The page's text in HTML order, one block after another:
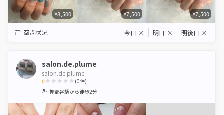
¥8,500 ¥7,500 ¥7,500
空き状況 今日 × 明日 × 明後日 ×
salon.de.plume
salon.de.plume
0
1 2 3 4 5
(0件)
押部谷駅から徒歩2分